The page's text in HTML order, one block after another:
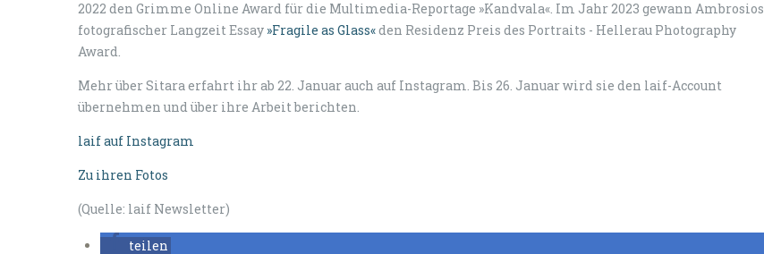
2022 den Grimme Online Award für die Multimedia-Reportage »Kandvala«. Im Jahr 2023 gewann Ambrosios
fotografischer Langzeit Essay »Fragile as Glass«den Residenz Preis des Portraits - Hellerau Photography
Award.
Mehr über Sitara erfahrt ihr ab 22. Januar auch auf Instagram. Bis 26. Januar wird sie den laif-Account
übernehmen und über ihre Arbeit berichten.
laif auf Instagram
Zu ihren Fotos
(Quelle: laif Newsletter)
teilen